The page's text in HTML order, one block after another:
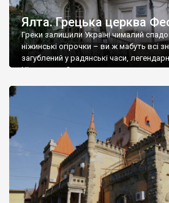
Ялта. Грецька церква
Греки залишили Україні чималий
ніжинські огірочки – ви ж мабуть всі
загублений у радянські часи,
Ніжин греки?